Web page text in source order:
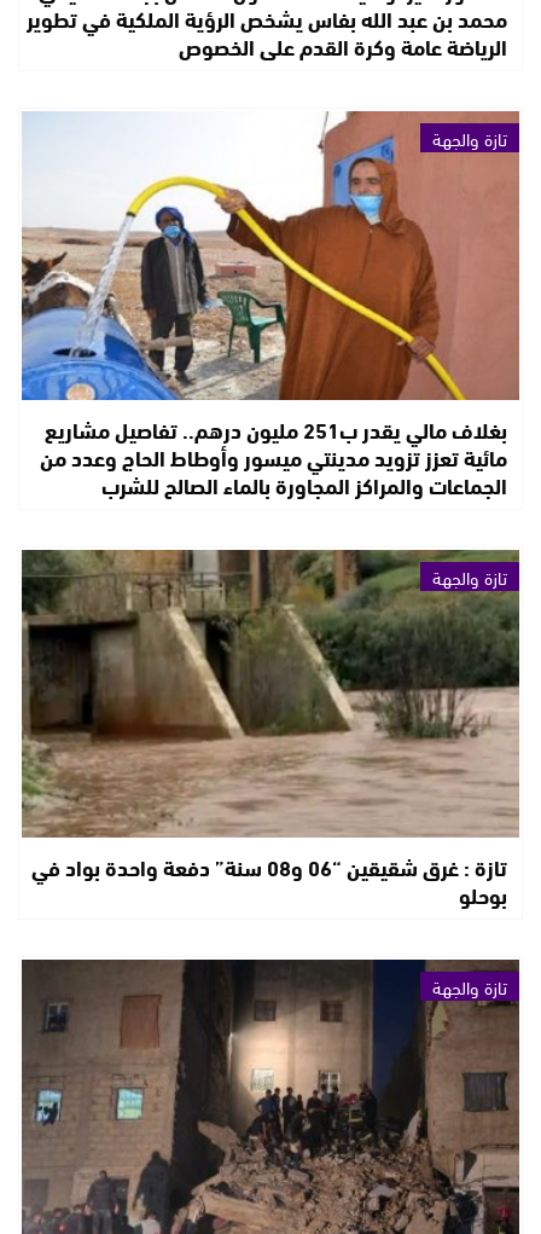
محمد بن عبد الله بفاس يشخص الرؤية الملكية في تطوير
الرياضة عامة وكرة القدم على الخصوص
تازة والجهة
بغلاف مالي يقدر ب251 مليون درهم.. تفاصيل مشاريع
مائية تعزز تزويد مدينتي ميسور وأوطاط الحاج وعدد من
الجماعات والمراكز المجاورة بالماء الصالح للشرب
تازة والجهة
تازة : غرق شقيقين “06 و08 سنة” دفعة واحدة بواد في
بوحلو
تازة والجهة